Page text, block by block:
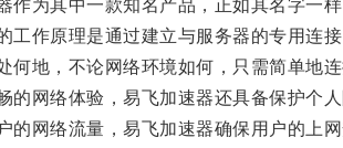
为其中一款知名产品，正如其名字一样
作原理是通过建立与服务器的专用连接
地，不论网络环境如何，只需简单地连
网络体验，易飞加速器还具备保护个人
网络流量，易飞加速器确保用户的上网